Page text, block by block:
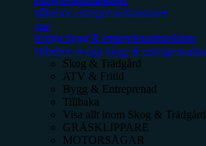
tillbehör entreprenadmaskiner
gas
övriga bygg & entreprenadmaskiner
tillbehör övriga bygg &
Skog & Trädgård
ATV & Fritid
Bygg & Entreprenad
Tillbaka
Visa allt inom Skog & Trädgård
GRÄSKLIPPARE
MOTORSÅGAR